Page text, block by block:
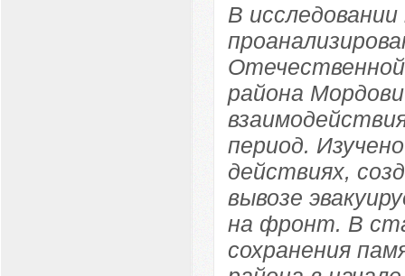
В
района
период.
действиях,
вывозе
на фронт. В
сохранения